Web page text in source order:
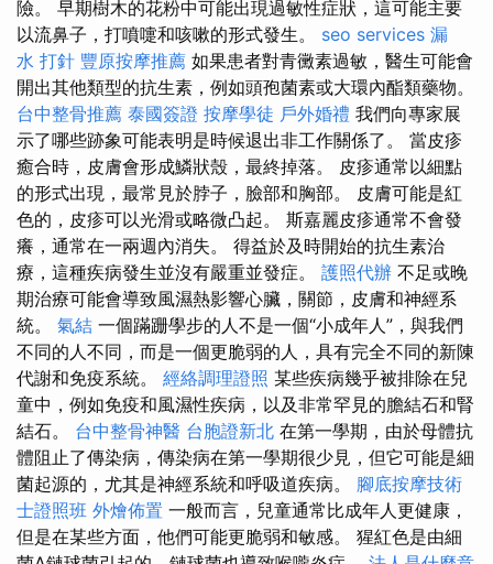
險。 早期樹木的花粉中可能出現過敏性症狀，這可能主要
以流鼻子，打噴嚏和咳嗽的形式發生。 seo services 漏
水 打針 豐原按摩推薦 如果患者對青黴素過敏，醫生可能會
開出其他類型的抗生素，例如頭孢菌素或大環內酯類藥物。
台中整骨推薦 泰國簽證 按摩學徒 戶外婚禮 我們向專家展
示了哪些跡象可能表明是時候退出非工作關係了。 當皮疹
癒合時，皮膚會形成鱗狀殼，最終掉落。 皮疹通常以細點
的形式出現，最常見於脖子，臉部和胸部。 皮膚可能是紅
色的，皮疹可以光滑或略微凸起。 斯嘉麗皮疹通常不會發
癢，通常在一兩週內消失。 得益於及時開始的抗生素治
療，這種疾病發生並沒有嚴重並發症。 護照代辦 不足或晚
期治療可能會導致風濕熱影響心臟，關節，皮膚和神經系
統。 氣結 一個蹣跚學步的人不是一個“小成年人”，與我們
不同的人不同，而是一個更脆弱的人，具有完全不同的新陳
代謝和免疫系統。 經絡調理證照 某些疾病幾乎被排除在兒
童中，例如免疫和風濕性疾病，以及非常罕見的膽結石和腎
結石。 台中整骨神醫 台胞證新北 在第一學期，由於母體抗
體阻止了傳染病，傳染病在第一學期很少見，但它可能是細
菌起源的，尤其是神經系統和呼吸道疾病。 腳底按摩技術
士證照班 外燴佈置 一般而言，兒童通常比成年人更健康，
但是在某些方面，他們可能更脆弱和敏感。 猩紅色是由細